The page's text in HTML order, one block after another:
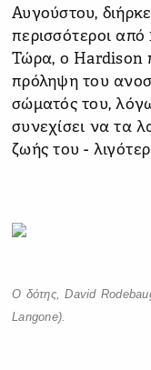
Αυγούστου,
περισσότεροι από
Τώρα, ο Hardison
πρόληψη του
σώματός του,
συνεχίσει να τα
ζωής του -
O δότης, David
Langone).